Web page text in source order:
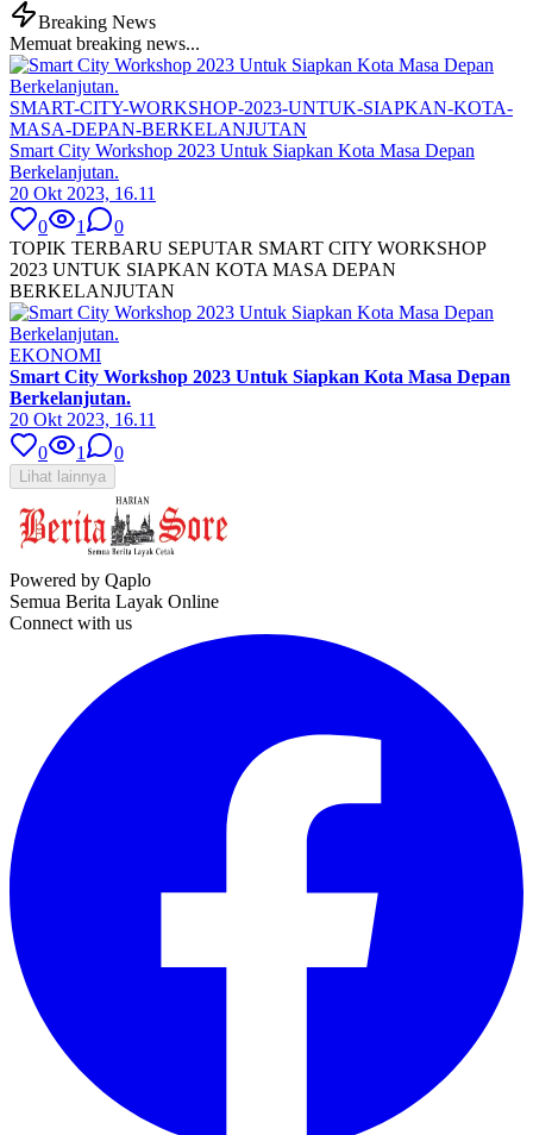
Breaking News
Memuat breaking news...
SMART-CITY-WORKSHOP-2023-UNTUK-SIAPKAN-KOTA-
MASA-DEPAN-BERKELANJUTAN
Smart City Workshop 2023 Untuk Siapkan Kota Masa Depan
Berkelanjutan.
20 Okt 2023, 16.11
0
1
0
TOPIK TERBARU SEPUTAR SMART CITY WORKSHOP
2023 UNTUK SIAPKAN KOTA MASA DEPAN
BERKELANJUTAN
EKONOMI
Smart City Workshop 2023 Untuk Siapkan Kota Masa Depan
Berkelanjutan.
20 Okt 2023, 16.11
0
1 0
Lihat lainnya
Powered by Qaplo
Semua Berita Layak Online
Connect with us